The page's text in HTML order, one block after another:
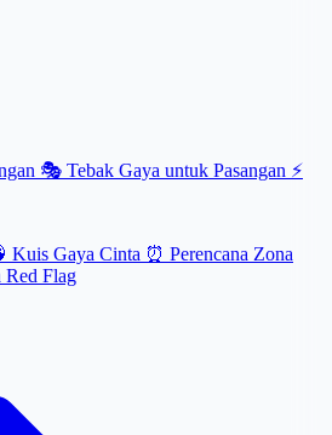
🎭 Tebak Gaya untuk Pasangan ⚡
Kuis Gaya Cinta ⏰ Perencana Zona
Red Flag